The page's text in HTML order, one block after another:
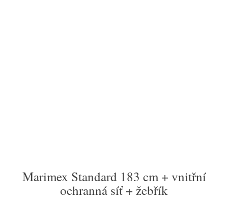
Marimex Standard 183 cm + vnitřní
ochranná síť + žebřík